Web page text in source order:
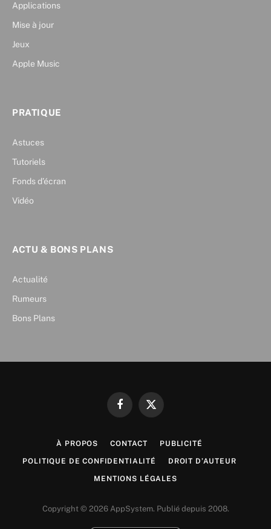
Applications
Mise à jour
Jeux
Apple Music
PRATIQUE
Astuces
Tutoriels
Fonds d’écran
Vidéo
ACTU & BONS PLANS
Actualité
Rumeurs
Bons Plans
FacebookX
À PROPOS CONTACT PUBLICITÉ
POLITIQUE DE CONFIDENTIALITÉ DROIT D’AUTEUR
MENTIONS LÉGALES
Copyright © 2026 AppSystem. Publié depuis 2008.